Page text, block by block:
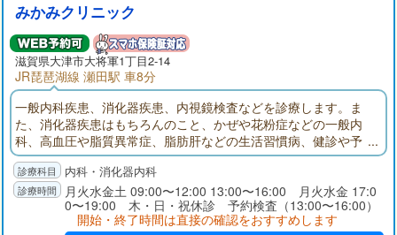
みかみクリニック
滋賀県大津市大将軍1丁目2-14
JR琵琶湖線 瀬田駅 車8分
一般内科疾患、消化器疾患、内視鏡検査などを診療します。ま
た、消化器疾患はもちろんのこと、かぜや花粉症などの一般内
科、高血圧や脂質異常症、脂肪肝などの生活習慣病、健診や予
防接種などなんでもお気軽にご相談ください。
内科・消化器内科
月火水金土 09:00〜12:00 13:00〜16:00 月火水金 17:0
0〜19:00 木・日・祝休診 予約検査（13:00〜16:00）
開始・終了時間は直接の確認をおすすめします